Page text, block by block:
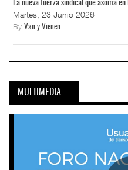
La nueva fuerza sindical que asoma en
Martes, 23 Junio 2026
By Van y Vienen
MULTIMEDIA